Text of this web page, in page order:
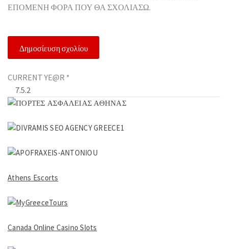
ΕΠΌΜΕΝΗ ΦΟΡΆ ΠΟΥ ΘΑ ΣΧΟΛΙΆΣΩ.
CURRENT YE@R *
Athens Escorts
Canada Online Casino Slots